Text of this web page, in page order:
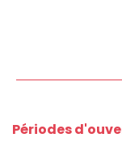
Périodes